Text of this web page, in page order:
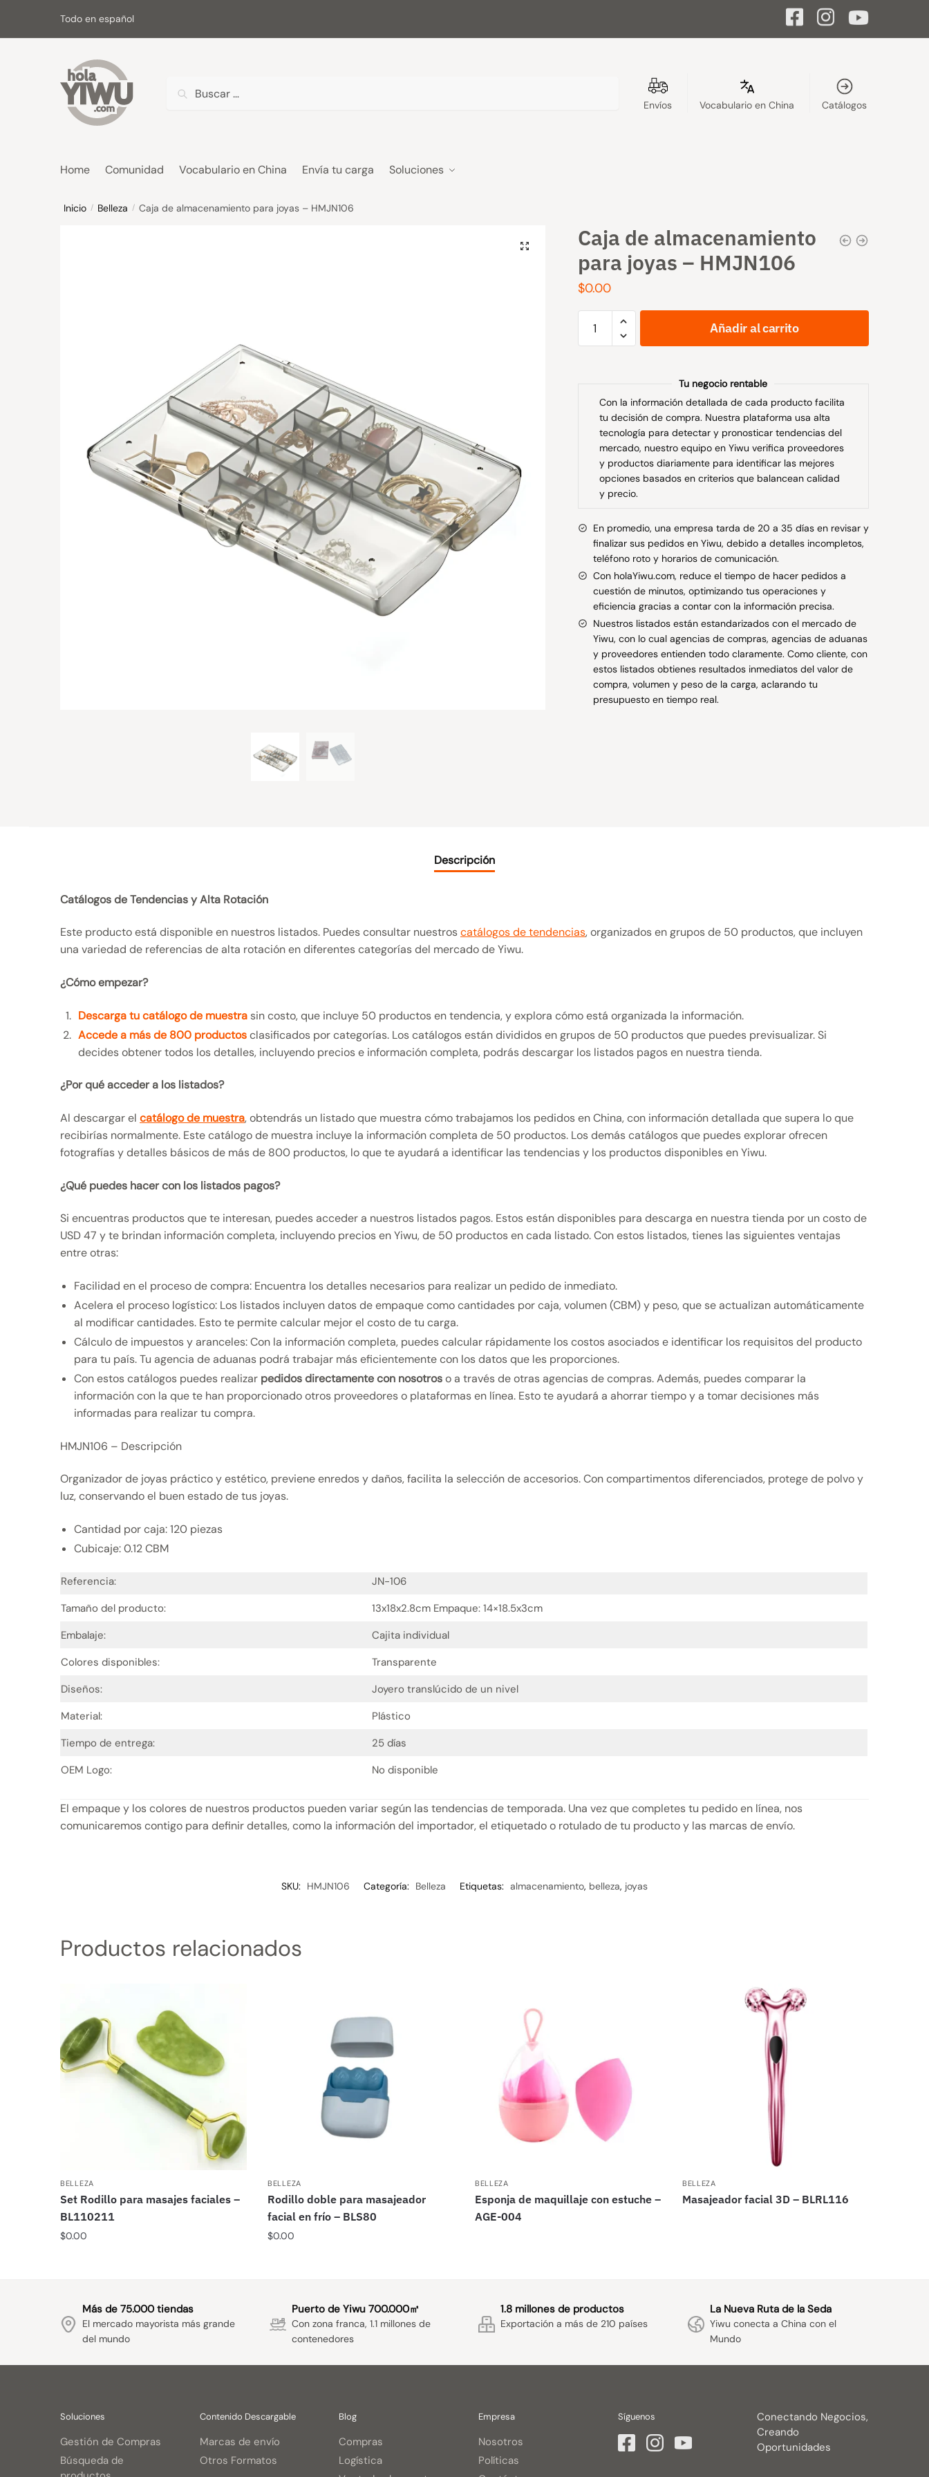
navigation
content
Todo en español
Envíos Vocabulario en China Catálogos
Home Comunidad Vocabulario en China Envía tu carga Soluciones
Inicio / Belleza / Caja de almacenamiento para joyas – HMJN106
Caja de almacenamiento
para joyas – HMJN106
$0.00
HMJN106
cantidad
Añadir al carrito
Tu negocio rentable
Con la información detallada de cada producto facilita
tu decisión de compra. Nuestra plataforma usa alta
tecnología para detectar y pronosticar tendencias del
mercado, nuestro equipo en Yiwu verifica proveedores
y productos diariamente para identificar las mejores
opciones basados en criterios que balancean calidad
y precio.
En promedio, una empresa tarda de 20 a 35 días en revisar y
finalizar sus pedidos en Yiwu, debido a detalles incompletos,
teléfono roto y horarios de comunicación.
Con holaYiwu.com, reduce el tiempo de hacer pedidos a
cuestión de minutos, optimizando tus operaciones y
eficiencia gracias a contar con la información precisa.
Nuestros listados están estandarizados con el mercado de
Yiwu, con lo cual agencias de compras, agencias de aduanas
y proveedores entienden todo claramente. Como cliente, con
estos listados obtienes resultados inmediatos del valor de
compra, volumen y peso de la carga, aclarando tu
presupuesto en tiempo real.
Descripción
Catálogos de Tendencias y Alta Rotación
Este producto está disponible en nuestros listados. Puedes consultar nuestroscatálogos de tendencias, organizados en grupos de 50 productos, que incluyen
una variedad de referencias de alta rotación en diferentes categorías del mercado de Yiwu.
¿Cómo empezar?
Descarga tu catálogo de muestra sin costo, que incluye 50 productos en tendencia, y explora cómo está organizada la información.
Accede a más de 800 productosclasificados por categorías. Los catálogos están divididos en grupos de 50 productos que puedes previsualizar. Si
decides obtener todos los detalles, incluyendo precios e información completa, podrás descargar los listados pagos en nuestra tienda.
¿Por qué acceder a los listados?
Al descargar elcatálogo de muestra, obtendrás un listado que muestra cómo trabajamos los pedidos en China, con información detallada que supera lo que
recibirías normalmente. Este catálogo de muestra incluye la información completa de 50 productos. Los demás catálogos que puedes explorar ofrecen
fotografías y detalles básicos de más de 800 productos, lo que te ayudará a identificar las tendencias y los productos disponibles en Yiwu.
¿Qué puedes hacer con los listados pagos?
Si encuentras productos que te interesan, puedes acceder a nuestros listados pagos. Estos están disponibles para descarga en nuestra tienda por un costo de
USD 47 y te brindan información completa, incluyendo precios en Yiwu, de 50 productos en cada listado. Con estos listados, tienes las siguientes ventajas
entre otras:
Facilidad en el proceso de compra: Encuentra los detalles necesarios para realizar un pedido de inmediato.
Acelera el proceso logístico: Los listados incluyen datos de empaque como cantidades por caja, volumen (CBM) y peso, que se actualizan automáticamente
al modificar cantidades. Esto te permite calcular mejor el costo de tu carga.
Cálculo de impuestos y aranceles: Con la información completa, puedes calcular rápidamente los costos asociados e identificar los requisitos del producto
para tu país. Tu agencia de aduanas podrá trabajar más eficientemente con los datos que les proporciones.
Con estos catálogos puedes realizar pedidos directamente con nosotroso a través de otras agencias de compras. Además, puedes comparar la
información con la que te han proporcionado otros proveedores o plataformas en línea. Esto te ayudará a ahorrar tiempo y a tomar decisiones más
informadas para realizar tu compra.
HMJN106 – Descripción
Organizador de joyas práctico y estético, previene enredos y daños, facilita la selección de accesorios. Con compartimentos diferenciados, protege de polvo y
luz, conservando el buen estado de tus joyas.
Cantidad por caja: 120 piezas
Cubicaje: 0.12 CBM
Referencia:
JN-106
Tamaño del producto:
13x18x2.8cm Empaque: 14×18.5x3cm
Embalaje:
Cajita individual
Colores disponibles:
Transparente
Diseños:
Joyero translúcido de un nivel
Material:
Plástico
Tiempo de entrega:
25 días
OEM Logo:
No disponible
El empaque y los colores de nuestros productos pueden variar según las tendencias de temporada. Una vez que completes tu pedido en línea, nos
comunicaremos contigo para definir detalles, como la información del importador, el etiquetado o rotulado de tu producto y las marcas de envío.
SKU: HMJN106 Categoría: Belleza Etiquetas: almacenamiento, belleza, joyas
Productos relacionados
BELLEZA
Set Rodillo para masajes faciales –
BL110211
$0.00
BELLEZA
Rodillo doble para masajeador
facial en frío – BLS80
$0.00
BELLEZA
Esponja de maquillaje con estuche –
AGE-004
BELLEZA
Masajeador facial 3D – BLRL116
Más de 75.000 tiendas
El mercado mayorista más grande
del mundo
Puerto de Yiwu 700.000㎡
Con zona franca, 1.1 millones de
contenedores
1.8 millones de productos
Exportación a más de 210 países
La Nueva Ruta de la Seda
Yiwu conecta a China con el
Mundo
Soluciones
Gestión de Compras
Búsqueda de
Contenido Descargable
Marcas de envío
Otros Formatos
Blog
Compras
Logística
Empresa
Nosotros
Políticas
Síguenos
Conectando Negocios,
Creando
Oportunidades